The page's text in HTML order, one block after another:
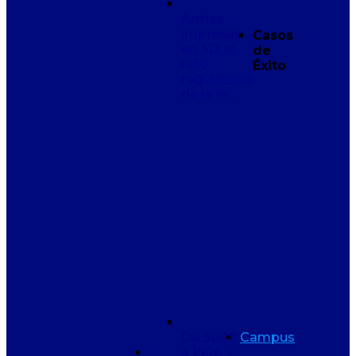
impresas
Casos
de
Éxito
De 300€
Campus